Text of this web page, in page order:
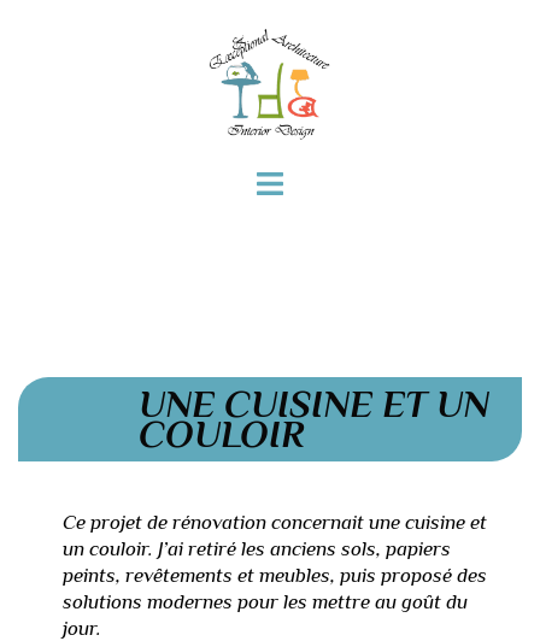
UNE CUISINE ET UN
COULOIR
Ce projet de rénovation concernait une cuisine et
un couloir. J’ai retiré les anciens sols, papiers
peints, revêtements et meubles, puis proposé des
solutions modernes pour les mettre au goût du
jour.